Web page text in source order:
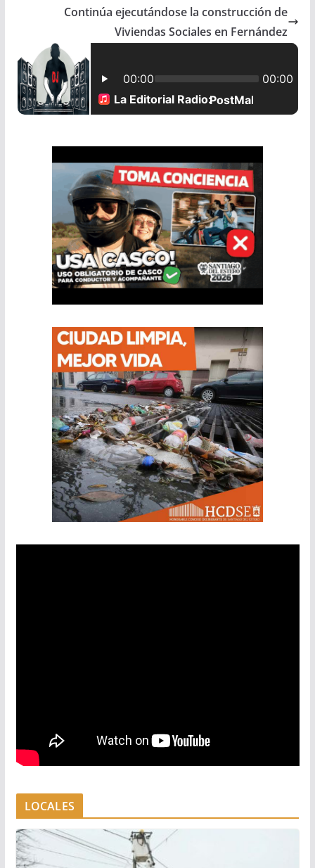
b
o
k
A
Continúa ejecutándose la construcción de
Viviendas Sociales en Fernández
LOCALES